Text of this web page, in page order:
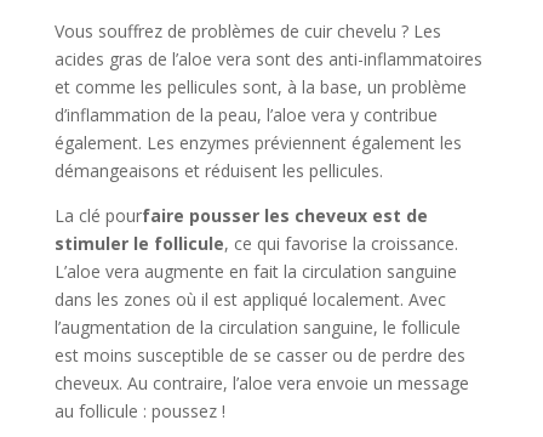
Vous souffrez de problèmes de cuir chevelu ? Les
acides gras de l’aloe vera sont des anti-inflammatoires
et comme les pellicules sont, à la base, un problème
d’inflammation de la peau, l’aloe vera y contribue
également. Les enzymes préviennent également les
démangeaisons et réduisent les pellicules.
La clé pourfaire pousser les cheveux est de
stimuler le follicule, ce qui favorise la croissance.
L’aloe vera augmente en fait la circulation sanguine
dans les zones où il est appliqué localement. Avec
l’augmentation de la circulation sanguine, le follicule
est moins susceptible de se casser ou de perdre des
cheveux. Au contraire, l’aloe vera envoie un message
au follicule : poussez !